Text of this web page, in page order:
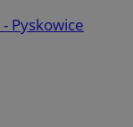
Pyskowice